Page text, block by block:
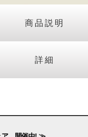
商品説明
詳細